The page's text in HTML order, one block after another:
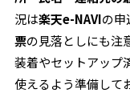
況は楽天e-NAVIの申
票の見落としにも注
装着やセットアップ
使えるよう準備して